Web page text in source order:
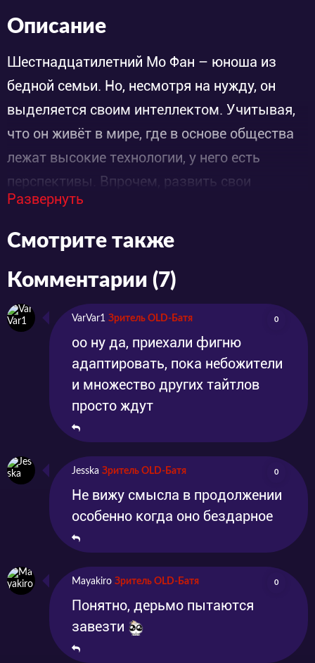
Описание
Шестнадцатилетний Мо Фан – юноша из
бедной семьи. Но, несмотря на нужду, он
выделяется своим интеллектом. Учитывая,
что он живёт в мире, где в основе общества
лежат высокие технологии, у него есть
перспективы. Впрочем, развить свои
способности и стать каким-нибудь
именитым учёным или программистом он не
успел.
Развернуть
Смотрите также
Комментарии (7)
VarVar1 Зритель OLD-Батя 0
оо ну да, приехали фигню
адаптировать, пока небожители
и множество других тайтлов
просто ждут
Jesska Зритель OLD-Батя 0
Не вижу смысла в продолжении
особенно когда оно бездарное
Mayakiro Зритель OLD-Батя 0
Понятно, дерьмо пытаются
завезти